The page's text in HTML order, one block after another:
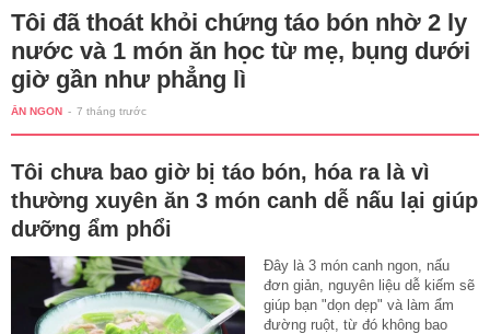
Tôi đã thoát khỏi chứng táo bón nhờ 2 ly
nước và 1 món ăn học từ mẹ, bụng dưới
giờ gần như phẳng lì
ĂN NGON - 7 tháng trước
Tôi chưa bao giờ bị táo bón, hóa ra là vì
thường xuyên ăn 3 món canh dễ nấu lại giúp
dưỡng ẩm phổi
Đây là 3 món canh ngon, nấu
đơn giản, nguyên liệu dễ kiếm sẽ
giúp bạn "dọn dẹp" và làm ẩm
đường ruột, từ đó không bao